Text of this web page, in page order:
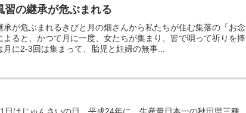
習の継承が危ぶまれる
が危ぶまれるきびと月の畑さんから私たちが住む集落の「お念
ると、かつて月に一度、女たちが集まり、皆で唄って祈りを捧
に2-3回は集まって、胎児と妊婦の無事...